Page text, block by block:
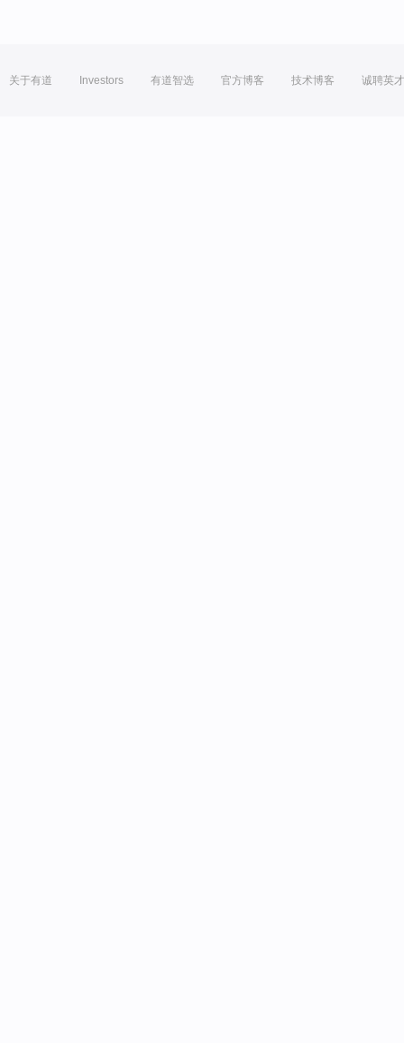
关于有道 Investors 有道智选 官方博客 技术博客 诚聘英才